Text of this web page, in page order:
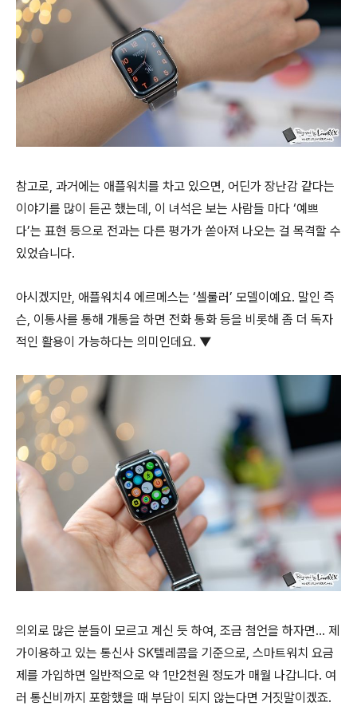
참고로, 과거에는 애플워치를 차고 있으면, 어딘가 장난감 같다는
이야기를 많이 듣곤 했는데, 이 녀석은 보는 사람들 마다 ‘예쁘
다’는 표현 등으로 전과는 다른 평가가 쏟아져 나오는 걸 목격할 수
있었습니다.
아시겠지만, 애플워치4 에르메스는 ‘셀룰러’ 모델이예요. 말인 즉
슨, 이통사를 통해 개통을 하면 전화 통화 등을 비롯해 좀 더 독자
적인 활용이 가능하다는 의미인데요. ▼
의외로 많은 분들이 모르고 계신 듯 하여, 조금 첨언을 하자면… 제
가이용하고 있는 통신사 SK텔레콤을 기준으로, 스마트워치 요금
제를 가입하면 일반적으로 약 1만2천원 정도가 매월 나갑니다. 여
러 통신비까지 포함했을 때 부담이 되지 않는다면 거짓말이겠죠.